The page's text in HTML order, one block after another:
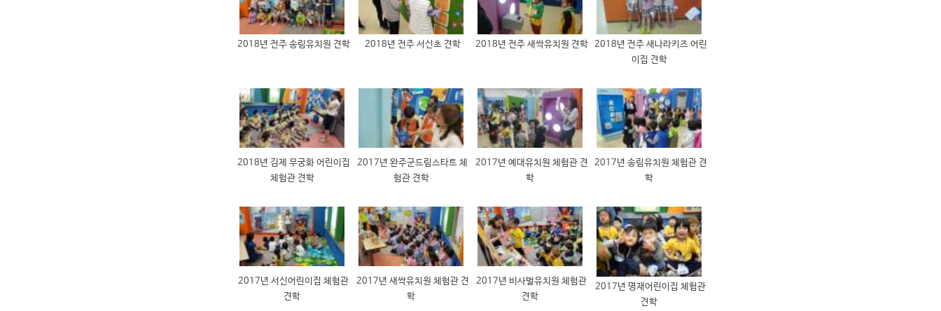
2018년 전주 송림유치원 견학 2018년 전주 서신초 견학 2018년 전주 새싹유치원 견학
2018년 전주 새나라키즈 어린
이집 견학
2018년 김제 무궁화 어린이집
체험관 견학
2017년 완주군드림스타트 체
험관 견학
2017년 예대유치원 체험관 견
학
2017년 송림유치원 체험관 견
학
2017년 서신어린이집 체험관
견학
2017년 새싹유치원 체험관 견
학
2017년 비사벌유치원 체험관
견학
2017년 명재어린이집 체험관
견학